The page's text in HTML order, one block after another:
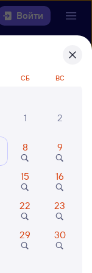
Войти
СБ ВС
1
2
8 9
15 16
22 23
29 30